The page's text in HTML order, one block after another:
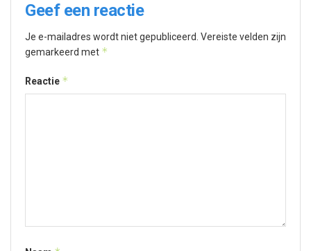
Geef een reactie
Je e-mailadres wordt niet gepubliceerd. Vereiste velden zijn
gemarkeerd met *
Reactie *